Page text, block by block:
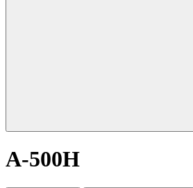
A-500H